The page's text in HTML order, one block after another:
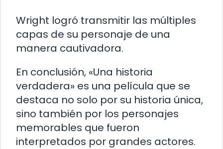
Wright logró transmitir las múltiples
capas de su personaje de una
manera cautivadora.
En conclusión, «Una historia
verdadera» es una película que se
destaca no solo por su historia única,
sino también por los personajes
memorables que fueron
interpretados por grandes actores.